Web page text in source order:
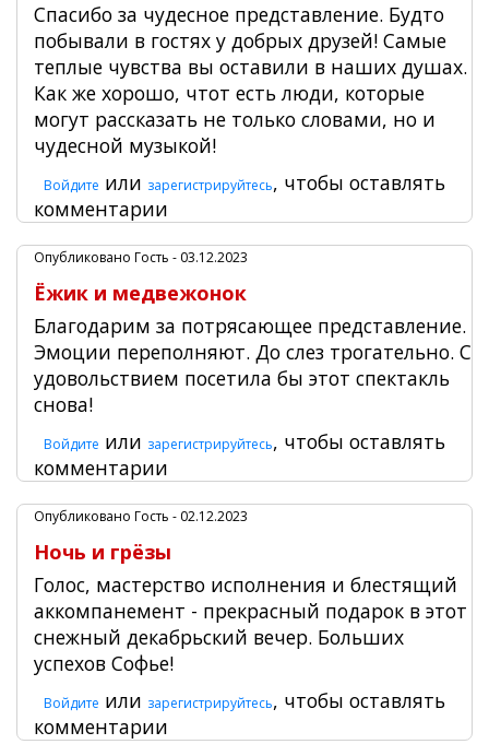
Спасибо за чудесное представление. Будто
побывали в гостях у добрых друзей! Самые
теплые чувства вы оставили в наших душах.
Как же хорошо, чтот есть люди, которые
могут рассказать не только словами, но и
чудесной музыкой!
Войдите или зарегистрируйтесь, чтобы оставлять
комментарии
Опубликовано Гость - 03.12.2023
Ёжик и медвежонок
Благодарим за потрясающее представление.
Эмоции переполняют. До слез трогательно. С
удовольствием посетила бы этот спектакль
снова!
Войдите или зарегистрируйтесь, чтобы оставлять
комментарии
Опубликовано Гость - 02.12.2023
Ночь и грёзы
Голос, мастерство исполнения и блестящий
аккомпанемент - прекрасный подарок в этот
снежный декабрьский вечер. Больших
успехов Софье!
Войдите или зарегистрируйтесь, чтобы оставлять
комментарии